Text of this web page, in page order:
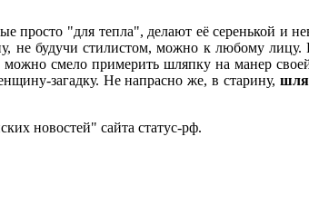
"для тепла", делают её серенькой и
не будучи стилистом, можно к любому
можно смело примерить шляпку на манер
загадку. Не напрасно же, в старину,
новостей" сайта статус-рф.